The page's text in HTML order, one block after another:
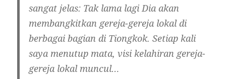
sangat jelas: Tak lama lagi Dia akan
membangkitkan gereja-gereja lokal di
berbagai bagian di Tiongkok. Setiap kali
saya menutup mata, visi kelahiran gereja-
gereja lokal muncul…